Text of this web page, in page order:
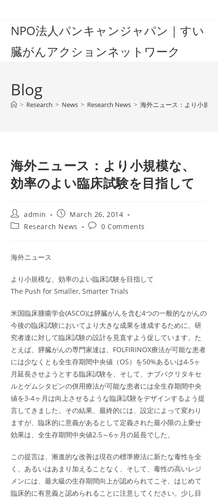
contentNPO法人パンキャンジャパン｜すい
臓がんアクションネットワーク
Blog
> Research > News > Research News > 海外ニュース：より小規
海外ニュース：より小規模な、
効率のよい臨床試験を目指して
Post
author:
admin
Post
published:
March 26, 2014
PostResearch News
Post0 Comments
海外ニュース
より小規模な、効率のよい臨床試験を目指して
The Push for Smaller, Smarter Trials
米国臨床腫瘍学会(ASCO)は膵臓がんを含む4つの一般的ながんの
今後の臨床試験においてより大きな成果を達成するために、研
究者達に対して臨床試験の設計を見直すよう促しています。た
とえば、膵臓がんの専門家達は、FOLFIRINOX療法が可能な患者
には少なくとも全生存期間中央値（OS）を50%あるいは4-5ヶ
月延長させようとする臨床試験を、そして、ナブパクリタキセ
ルとゲムシタビンの併用療法が可能な患者には全生存期間中央
値を3-4ヶ月は向上させるような臨床試験をデザインするよう提
言してきました。その結果、最終的には、設定によって変わり
ますが、臨床的に意義があるとして定義された最小限の上乗せ
効果は、全生存期間中央値2.5～6ヶ月の延長でした。
この提言は、漸進的な改善は現在の標準療法に新たな毒性を全
く、あるいはあまり加えることなく、そして、毒性の高いレジ
メンには、最大級の生存期間向上が認められてこそ、はじめて
臨床的に有意義と認められることに注意してください。少し目